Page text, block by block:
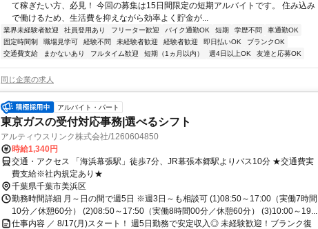
て稼ぎたい方、必見！ 今回の募集は15日間限定の短期アルバイトです。 住み込み
で働けるため、生活費を抑えながら効率よく貯金が...
業界未経験者歓迎 社員登用あり フリーター歓迎 バイク通勤OK 短期 学歴不問
車通勤OK
固定時間制
職場見学可 経験不問 未経験者歓迎 経験者歓迎 即日払いOK
ブランクOK
交通費支給
まかないあり フルタイム歓迎 短期（1ヵ月以内） 週4日以上OK 友達と応募OK
同じ企業の求人
アルバイト・パート
東京ガスの受付対応事務|選べるシフト
アルティウスリンク株式会社/1260604850
時給1,340円
交通・アクセス 「海浜幕張駅」徒歩7分、JR幕張本郷駅よりバス10分 ★交通費実
費支給※社内規定あり★
千葉県千葉市美浜区
勤務時間詳細 月～日の間で週5日 ※週3日～も相談可 (1)08:50～17:00（実働7時間
10分／休憩60分） (2)08:50～17:50（実働8時間00分／休憩60分） (3)10:00～19...
仕事内容 ／ 8/17(月)スタート！ 週5日勤務で安定収入◎ 未経験歓迎！ブランク復